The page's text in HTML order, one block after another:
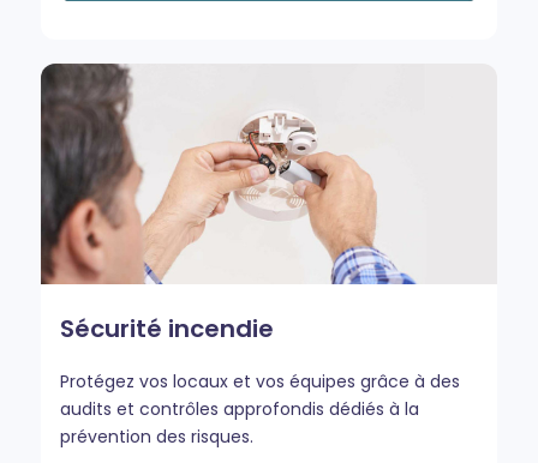
Sécurité incendie
Protégez vos locaux et vos équipes grâce à des
audits et contrôles approfondis dédiés à la
prévention des risques.